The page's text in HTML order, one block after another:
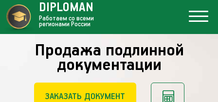
Продажа подлинной
документации
ЗАКАЗАТЬ ДОКУМЕНТ
DIPLOMAN
Работаем со всеми
регионами России